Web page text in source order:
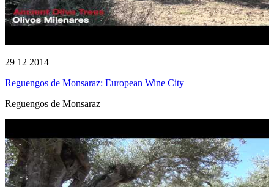
29 12 2014
Reguengos de Monsaraz: European Wine City
Reguengos de Monsaraz